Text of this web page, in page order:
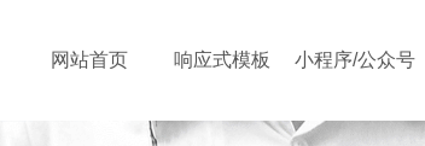
网站首页 响应式模板 小程序/公众号